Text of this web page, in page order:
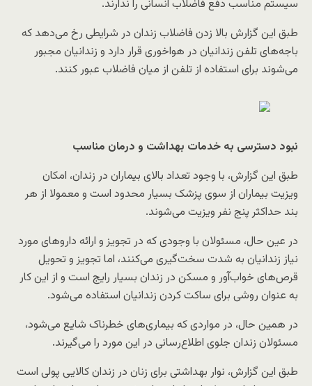
سیستم مناسب دفع فاضلاب انسانی را ندارند.
طبق این گزارش بالا زدن فاضلاب زندان در شرایطی رخ می‌دهد که
باجه‌های تلفن زندانیان در هواخوری قرار دارد و زندانیان مجبور
می‌شوند برای استفاده از تلفن از میان فاضلاب عبور کنند.
نبود دسترسی به خدمات بهداشت و درمان مناسب
طبق این گزارش، با وجود تعداد بالای بیماران در زندان، امکان
ویزیت بیماران از سوی پزشک بسیار محدود است و معمولا از هر
بند حداکثر پنج نفر ویزیت می‌شوند.
در عین حال، مسئولان با وجودی که در تجویز و ارائه داروهای مورد
نیاز زندانیان به شدت سخت‌گیری می‌کنند، اما تجویز و تحویل
قرص‌های خواب‌آور و مسکن در زندان بسیار رایج است و از این کار
به عنوان روشی برای ساکت کردن زندانیان استفاده می‌شود.
در همین حال، در مواردی که بیماری‌های خطرناک شایع می‌شود،
مسئولان زندان جلوی اطلاع‌رسانی در این مورد را می‌گیرند.
طبق این گزارش، نوار بهداشتی برای زنان در زندان کالایی پولی است